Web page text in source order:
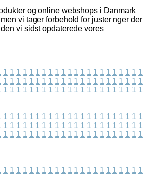
og online webshops i Danmark
vi tager forbehold for justeringer der
vi sidst opdaterede vores
1 1 1 1 1 1 1 1 1 1 1 1 1 1 1 1 1 1 1 1 1 1
1 1 1 1 1 1 1 1 1 1 1 1 1 1 1 1 1 1 1 1 1 1
1 1 1 1 1 1 1 1 1 1 1 1 1 1 1 1 1 1 1 1 1 1
1 1 1 1 1 1 1 1 1 1 1 1 1 1 1 1 1 1 1 1 1 1
1 1 1 1 1 1 1 1 1 1 1 1 1 1 1 1 1 1 1 1 1 1
1 1 1 1 1 1 1 1 1 1 1 1 1 1 1 1 1 1 1 1 1 1
1 1 1 1 1 1 1 1 1 1 1 1 1 1 1 1 1 1 1 1 1 1